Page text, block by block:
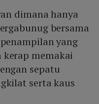
dimana hanya
bersama
yang
memakai
sepatu
serta kaus